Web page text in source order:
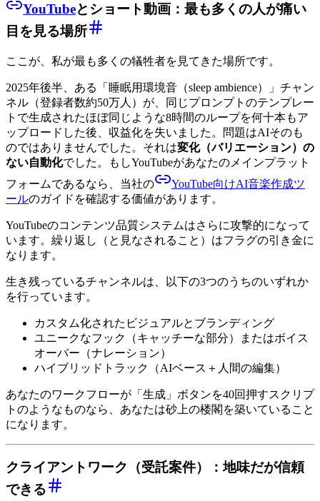
YouTubeとショート動画：最も多くの人が痛い
目を見る場所
ここが、私が最も多くの犠牲者を見てきた場所です。
2025年後半、ある「睡眠用環境音（sleep ambience）」チャン
ネル（登録者数約50万人）が、同じプロンプトのテンプレー
トで生成されたほぼ同じような8時間のループを何十本もア
ップロードした後、収益化を失いました。問題はAIそのも
のではありませんでした。それは変化（バリエーション）の
ない自動化でした。もしYouTubeがあなたのメインプラット
フォームであるなら、当社の
YouTube向けAI音楽作成ツ
ールのガイドを確認する価値があります。
YouTubeのコンテンツ品質システムはさらに攻撃的になって
います。繰り返し（と見なされること）はフラグの引き金に
なります。
生き残っているチャンネルは、以下の3つのうちのいずれか
を行っています。
カスタム化されたビジュアルとブランディング
ユニークなフック（キャッチーな部分）またはボイス
オーバー（ナレーション）
ハイブリッドトラック（AIベース＋人間の編集）
あなたのワークフローが「生成」ボタンを40回押すスクリプ
トのようなものなら、あなたは砂上の楼閣を築いていること
になります。
クライアントワーク（受託案件）：地味だが信頼
できる